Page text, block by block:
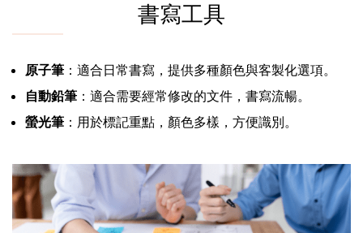
書寫工具
原子筆 ：適合日常書寫，提供多種顏色與客製化選項。
自動鉛筆 ：適合需要經常修改的文件，書寫流暢。
螢光筆 ：用於標記重點，顏色多樣，方便識別。